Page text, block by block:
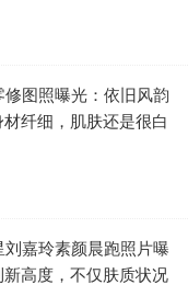
她的相关内容。
特意出来撇清关
没有跟她合作啊，朋
修图照曝光：依旧风韵
纤细，肌肤还是很白
刘嘉玲素颜晨跑照片曝
高度，不仅肤质状况